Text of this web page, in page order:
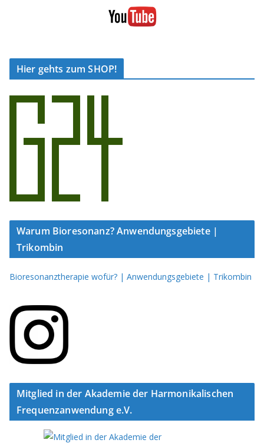
Hier gehts zum SHOP!
Warum Bioresonanz? Anwendungsgebiete |
Trikombin
Bioresonanztherapie wofür? | Anwendungsgebiete | Trikombin
Mitglied in der Akademie der Harmonikalischen
Frequenzanwendung e.V.